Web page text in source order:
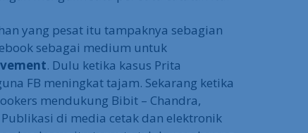
yang pesat itu tampaknya sebagian
sebagai medium untuk
. Dulu ketika kasus Prita
FB meningkat tajam. Sekarang ketika
mendukung Bibit – Chandra,
di media cetak dan elektronik